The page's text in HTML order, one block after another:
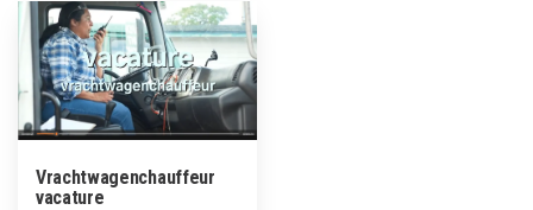
Vrachtwagenchauffeur
vacature